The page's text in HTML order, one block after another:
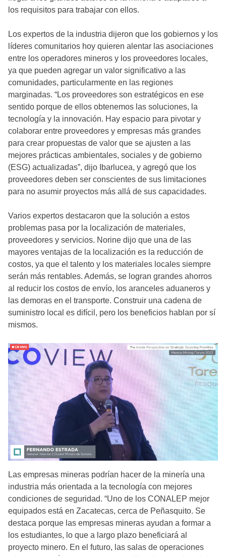
los requisitos para trabajar con ellos.
Los expertos de la industria dijeron que los gobiernos y los
líderes comunitarios hoy quieren alentar las asociaciones
entre los operadores mineros y los proveedores locales,
ya que pueden agregar un valor significativo a las
comunidades, particularmente en las regiones
marginadas. “Los proveedores son estratégicos en ese
sentido porque de ellos obtenemos las soluciones, la
tecnología y la innovación. Hay espacio para pivotar y
colaborar entre proveedores y empresas más grandes
para crear propuestas de valor que se ajusten a las
mejores prácticas ambientales, sociales y de gobierno
(ESG) actualizadas”, dijo Ibarlucea, y agregó que los
proveedores deben ser conscientes de sus limitaciones
para no asumir proyectos más allá de sus capacidades.
Varios expertos destacaron que la solución a estos
problemas pasa por la localización de materiales,
proveedores y servicios. Norine dijo que una de las
mayores ventajas de la localización es la reducción de
costos, ya que el talento y los materiales locales siempre
serán más rentables. Además, se logran grandes ahorros
al reducir los costos de envío, los aranceles aduaneros y
las demoras en el transporte. Construir una cadena de
suministro local es difícil, pero los beneficios hablan por sí
mismos.
Las empresas mineras podrían hacer de la minería una
industria más orientada a la tecnología con mejores
condiciones de seguridad. “Uno de los CONALEP mejor
equipados está en Zacatecas, cerca de Peñasquito. Se
destaca porque las empresas mineras ayudan a formar a
los estudiantes, lo que a largo plazo beneficiará al
proyecto minero. En el futuro, las salas de operaciones